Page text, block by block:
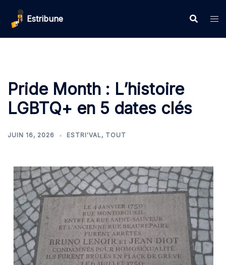
Estribune
Pride Month : L’histoire
LGBTQ+ en 5 dates clés
JUIN 16, 2026 ESTRI'VAL, TOUT